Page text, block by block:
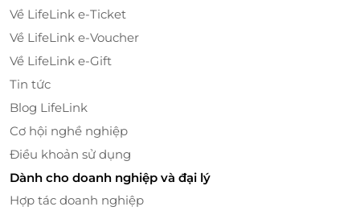
Trải nghiệm nghỉ dưỡng tại Sỏi Resort in Farm, du
khách sẽ có cơ hội nghỉ ngơi, thư giãn trong không
Về LifeLink e-Ticket
Về LifeLink e-Voucher
Về LifeLink e-Gift
Tin tức
Blog LifeLink
Cơ hội nghề nghiệp
Điều khoản sử dụng
Dành cho doanh nghiệp và đại lý
Hợp tác doanh nghiệp